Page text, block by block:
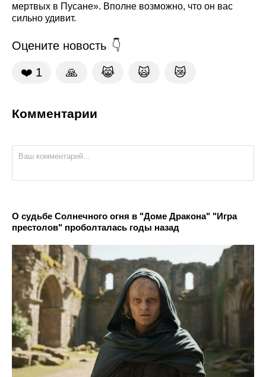
мертвых в Пусане». Вполне возможно, что он вас
сильно удивит.
Оцените новость
❤️ 1 🙏 😹 🙀 😿
Комментарии
О судьбе Солнечного огня в "Доме Дракона" "Игра
престолов" проболталась годы назад